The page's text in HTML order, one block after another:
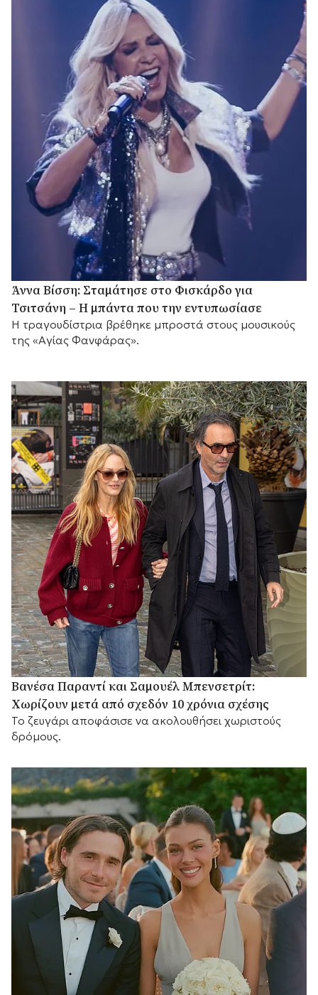
Άννα Βίσση: Σταμάτησε στο Φισκάρδο για
Τσιτσάνη – Η μπάντα που την εντυπωσίασε
Η τραγουδίστρια βρέθηκε μπροστά στους μουσικούς
της «Αγίας Φανφάρας».
Βανέσα Παραντί και Σαμουέλ Μπενσετρίτ:
Χωρίζουν μετά από σχεδόν 10 χρόνια σχέσης
Το ζευγάρι αποφάσισε να ακολουθήσει χωριστούς
δρόμους.